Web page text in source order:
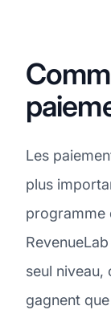
Les
plus
programme
seul niveau,
gagnent